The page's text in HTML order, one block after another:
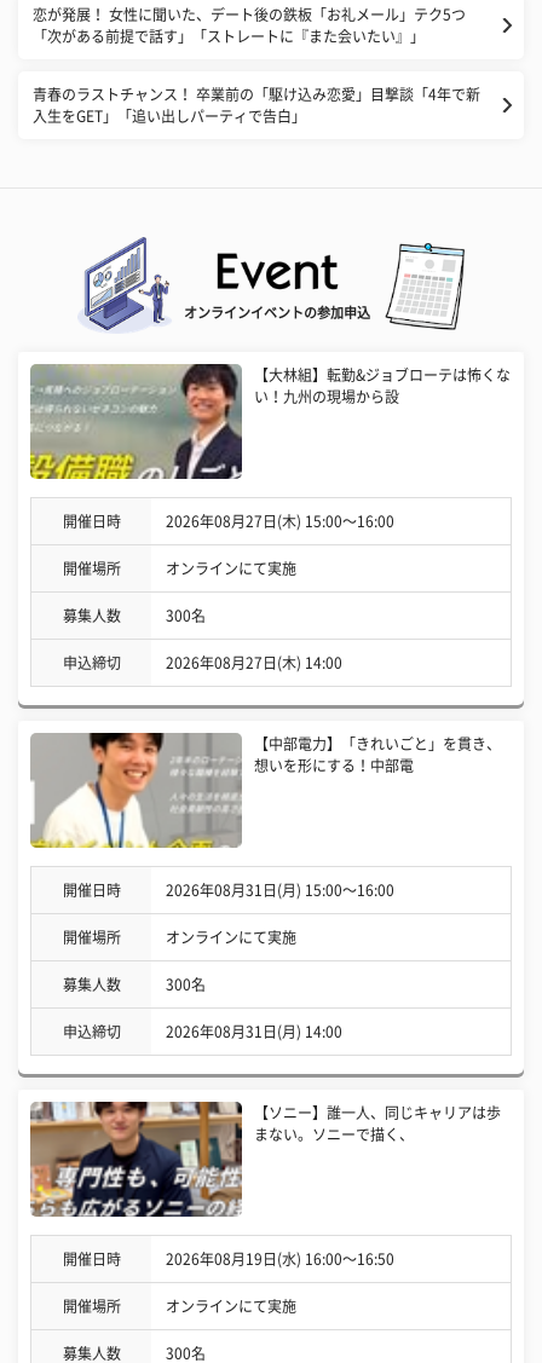
恋が発展！ 女性に聞いた、デート後の鉄板「お礼メール」テク5つ
「次がある前提で話す」「ストレートに『また会いたい』」
青春のラストチャンス！ 卒業前の「駆け込み恋愛」目撃談「4年で新
入生をGET」「追い出しパーティで告白」
オンラインイベントの参加申込
【大林組】転勤&ジョブローテは怖くな
い！九州の現場から設
開催日時 2026年08月27日(木) 15:00〜16:00
開催場所 オンラインにて実施
募集人数 300名
申込締切 2026年08月27日(木) 14:00
【中部電力】「きれいごと」を貫き、
想いを形にする！中部電
開催日時 2026年08月31日(月) 15:00〜16:00
開催場所 オンラインにて実施
募集人数 300名
申込締切 2026年08月31日(月) 14:00
【ソニー】誰一人、同じキャリアは歩
まない。ソニーで描く、
開催日時 2026年08月19日(水) 16:00〜16:50
開催場所 オンラインにて実施
募集人数 300名